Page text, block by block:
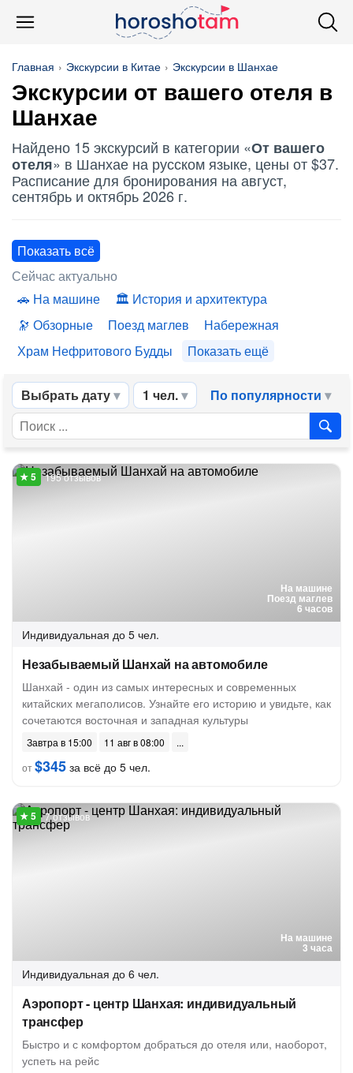
Главная Экскурсии в Китае Экскурсии в Шанхае
Экскурсии от вашего отеля в
Шанхае
Найдено 15 экскурсий в категории «От вашего
отеля» в Шанхае на русском языке, цены от $37.
Расписание для бронирования на август,
сентябрь и октябрь 2026 г.
Показать всё
Сейчас актуально
На машине
История и архитектура
Обзорные
Поезд маглев
Набережная
Храм Нефритового Будды
Показать ещё
Выбрать дату 1 чел. По популярности
На машине
Поезд маглев
6 часов
195 отзывов
Индивидуальная до 5 чел.
Незабываемый Шанхай на автомобиле
Шанхай - один из самых интересных и современных
китайских мегаполисов. Узнайте его историю и увидьте, как
сочетаются восточная и западная культуры
Завтра в 15:00
11 авг в 08:00
от$345 за всё до 5 чел.
На машине
3 часа
7 отзывов
Индивидуальная до 6 чел.
Аэропорт - центр Шанхая: индивидуальный
трансфер
Быстро и с комфортом добраться до отеля или, наоборот,
успеть на рейс